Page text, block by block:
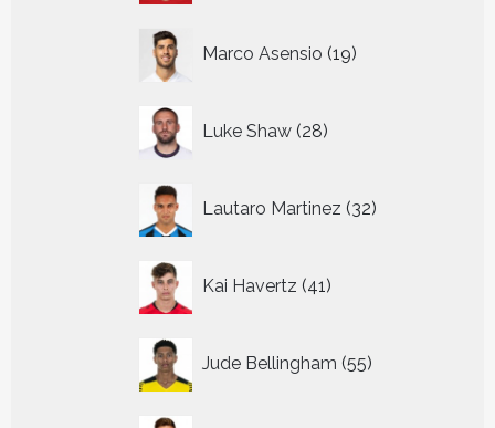
Marco Asensio 19
producten
Luke Shaw 28
producten
Lautaro Martinez 32
producten
Kai Havertz 41
producten
Jude Bellingham 55
producten